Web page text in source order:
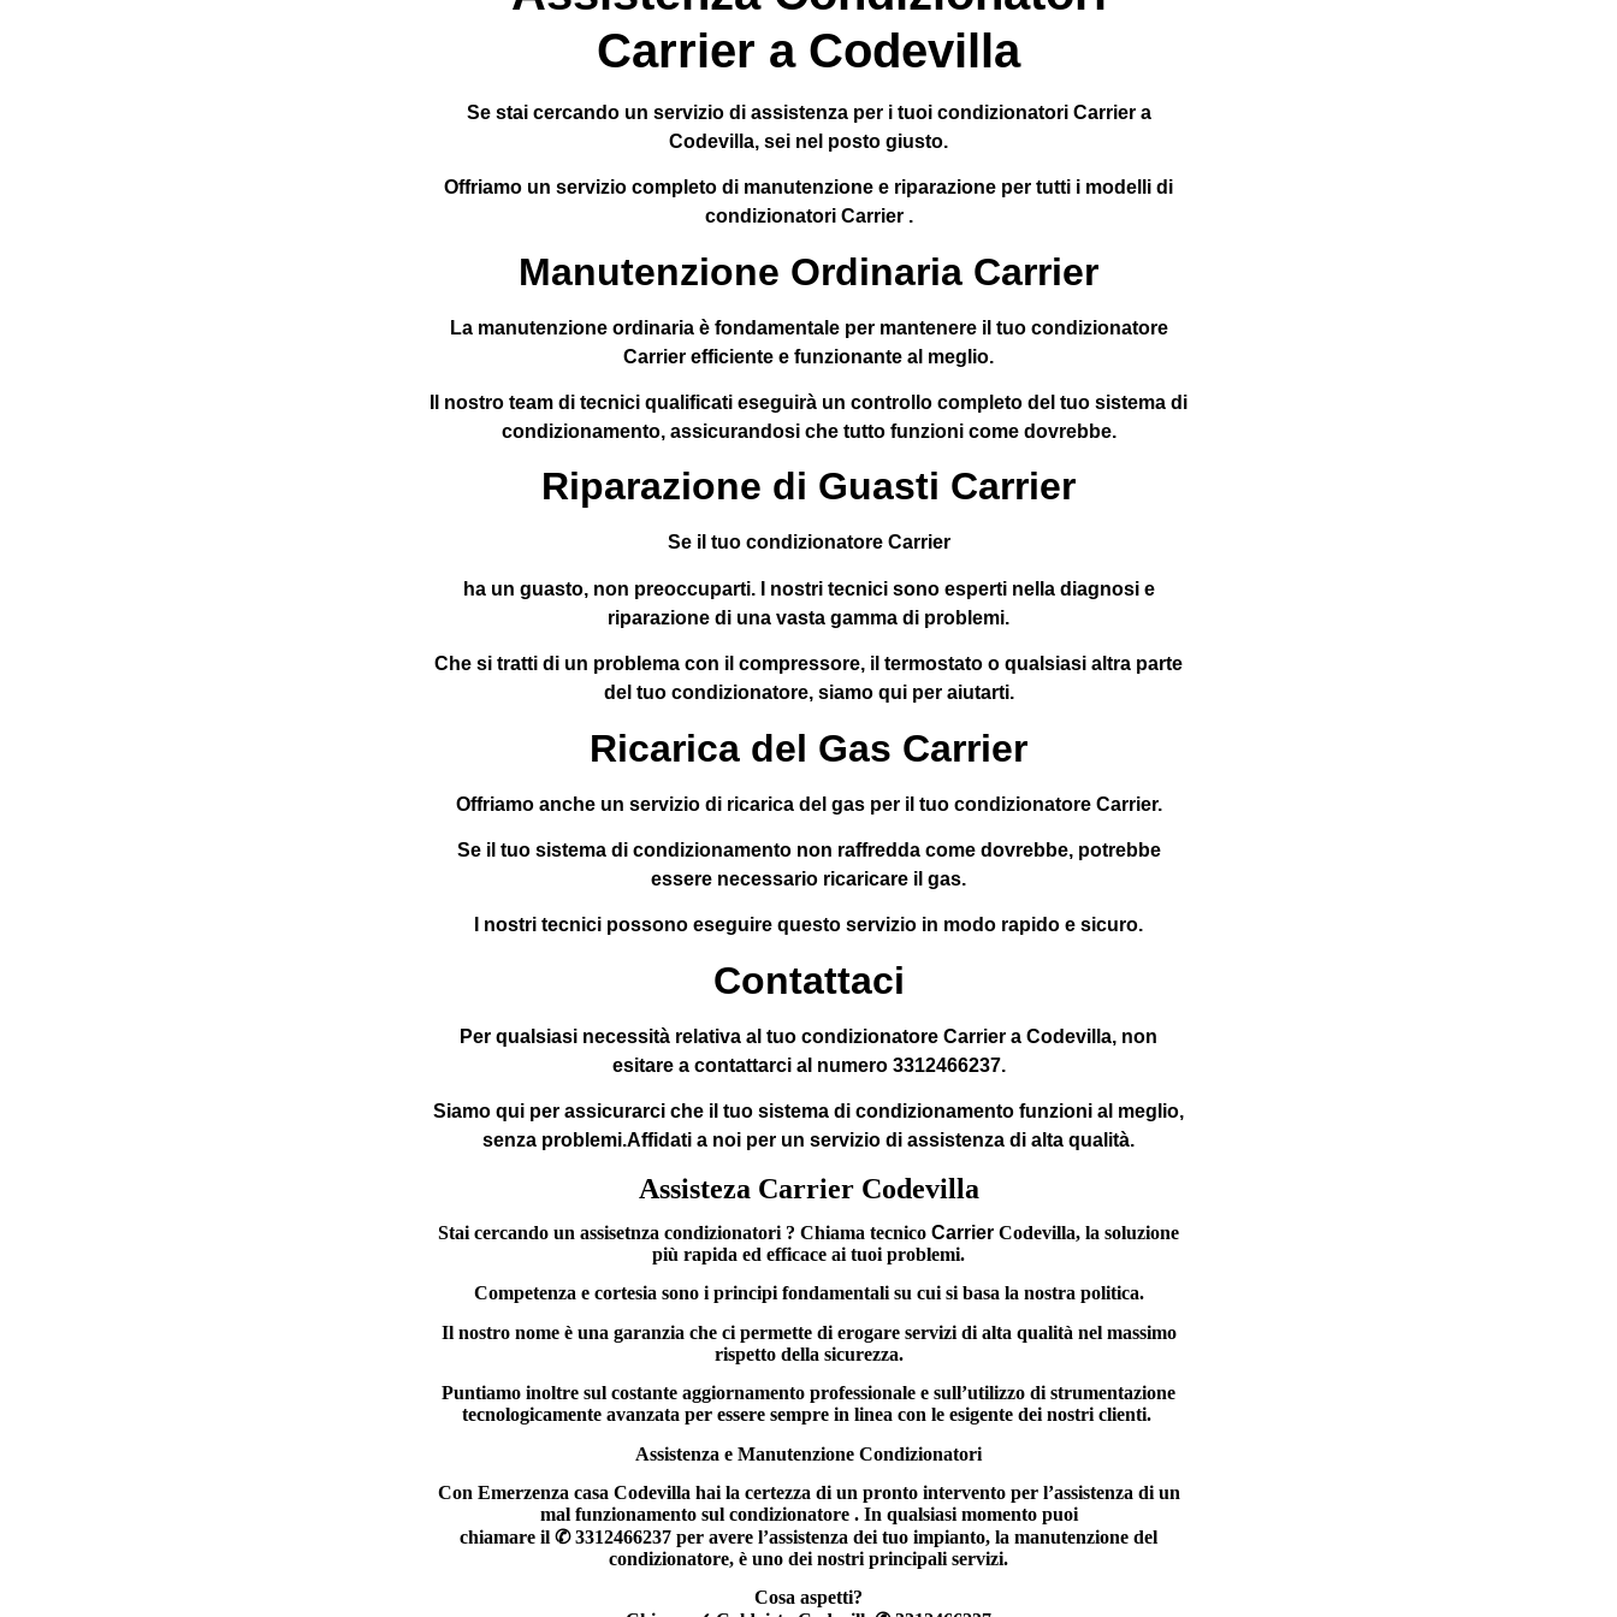
Carrier a Codevilla
Se stai cercando un servizio di assistenza per i tuoi condizionatori Carrier a
Codevilla, sei nel posto giusto.
Offriamo un servizio completo di manutenzione e riparazione per tutti i modelli di
condizionatori Carrier .
Manutenzione Ordinaria Carrier
La manutenzione ordinaria è fondamentale per mantenere il tuo condizionatore
Carrier efficiente e funzionante al meglio.
Il nostro team di tecnici qualificati eseguirà un controllo completo del tuo sistema di
condizionamento, assicurandosi che tutto funzioni come dovrebbe.
Riparazione di Guasti Carrier
Se il tuo condizionatore Carrier
ha un guasto, non preoccuparti. I nostri tecnici sono esperti nella diagnosi e
riparazione di una vasta gamma di problemi.
Che si tratti di un problema con il compressore, il termostato o qualsiasi altra parte
del tuo condizionatore, siamo qui per aiutarti.
Ricarica del Gas Carrier
Offriamo anche un servizio di ricarica del gas per il tuo condizionatore Carrier.
Se il tuo sistema di condizionamento non raffredda come dovrebbe, potrebbe
essere necessario ricaricare il gas.
I nostri tecnici possono eseguire questo servizio in modo rapido e sicuro.
Contattaci
Per qualsiasi necessità relativa al tuo condizionatore Carrier a Codevilla, non
esitare a contattarci al numero 3312466237.
Siamo qui per assicurarci che il tuo sistema di condizionamento funzioni al meglio,
senza problemi.Affidati a noi per un servizio di assistenza di alta qualità.
Assisteza Carrier Codevilla
Stai cercando un assisetnza condizionatori ? Chiama tecnico Carrier Codevilla, la soluzione
più rapida ed efficace ai tuoi problemi.
Competenza e cortesia sono i principi fondamentali su cui si basa la nostra politica.
Il nostro nome è una garanzia che ci permette di erogare servizi di alta qualità nel massimo
rispetto della sicurezza.
Puntiamo inoltre sul costante aggiornamento professionale e sull’utilizzo di strumentazione
tecnologicamente avanzata per essere sempre in linea con le esigente dei nostri clienti.
Assistenza e Manutenzione Condizionatori
Con Emerzenza casa Codevilla hai la certezza di un pronto intervento per l’assistenza di un
mal funzionamento sul condizionatore . In qualsiasi momento puoi
chiamare il ✆3312466237 per avere l’assistenza dei tuo impianto, la manutenzione del
condizionatore, è uno dei nostri principali servizi.
Cosa aspetti?